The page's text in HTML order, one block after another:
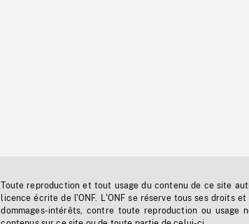
Toute reproduction et tout usage du contenu de ce site
licence écrite de l'ONF. L'ONF se réserve tous ses droits
dommages-intérêts, contre toute reproduction ou usage